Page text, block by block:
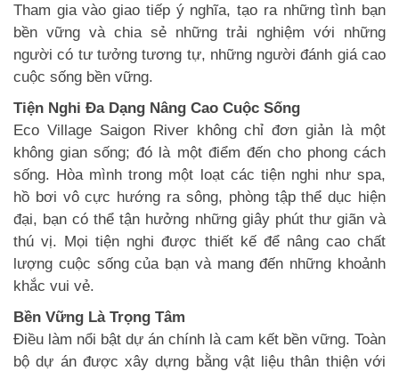
Tham gia vào giao tiếp ý nghĩa, tạo ra những tình bạn
bền vững và chia sẻ những trải nghiệm với những
người có tư tưởng tương tự, những người đánh giá cao
cuộc sống bền vững.
Tiện Nghi Đa Dạng Nâng Cao Cuộc Sống
Eco Village Saigon River không chỉ đơn giản là một
không gian sống; đó là một điểm đến cho phong cách
sống. Hòa mình trong một loạt các tiện nghi như spa,
hồ bơi vô cực hướng ra sông, phòng tập thể dục hiện
đại, bạn có thể tận hưởng những giây phút thư giãn và
thú vị. Mọi tiện nghi được thiết kế để nâng cao chất
lượng cuộc sống của bạn và mang đến những khoảnh
khắc vui vẻ.
Bền Vững Là Trọng Tâm
Điều làm nổi bật dự án chính là cam kết bền vững. Toàn
bộ dự án được xây dựng bằng vật liệu thân thiện với